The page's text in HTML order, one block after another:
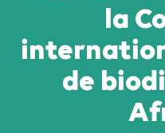
la
de